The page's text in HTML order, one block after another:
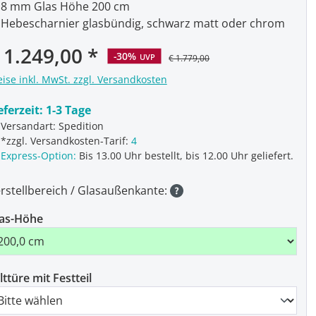
-30% UVP € 1.779,00
inkl. MwSt. zzgl. Versandkosten
1-3 Tage
Versandart: Spedition
*zzgl. Versandkosten-Tarif:4
Express-Option: Bis 13.00 Uhr bestellt, bis 12.00 Uhr geliefert.
8 mm Glas Höhe 200 cm
Hebescharnier glasbündig, schwarz matt oder chrom
/ Glasaußenkante:
Höhe
mit Festteil